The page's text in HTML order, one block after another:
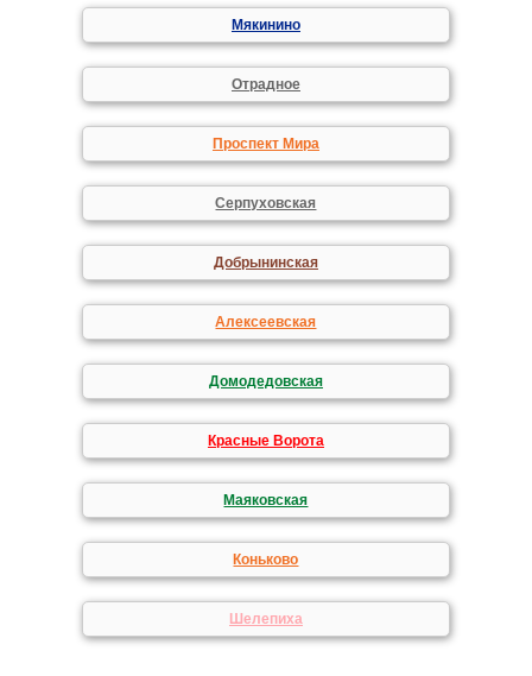
Мякинино
Отрадное
Проспект Мира
Серпуховская
Добрынинская
Алексеевская
Домодедовская
Красные Ворота
Маяковская
Коньково
Шелепиха